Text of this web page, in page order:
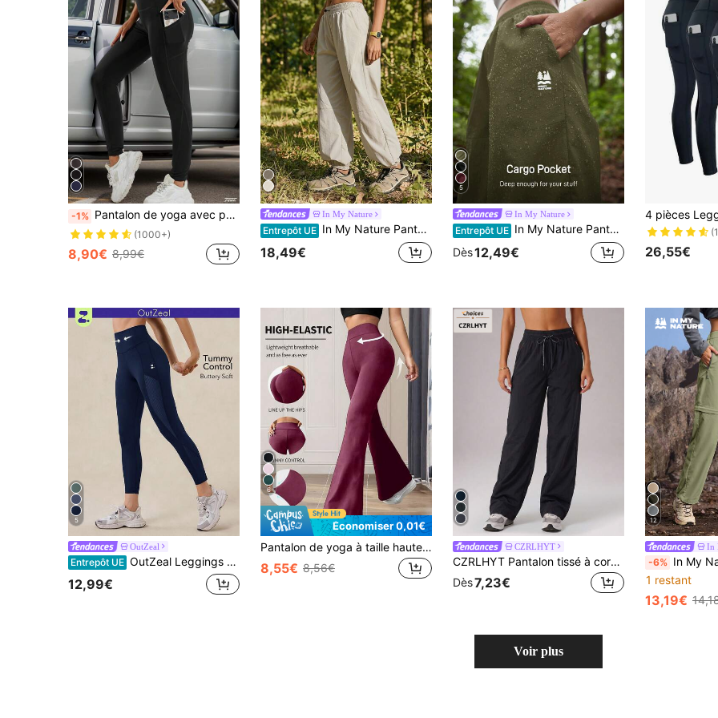
-1% Pantalon de yoga avec poches, collants de sport pour femmes, leggings de fitness pour le sport de plein air et le yoga, noir, printemps
(1000+)
8,90€ 8,99€
In My Nature
Entrepôt UE In My Nature Pantalon décontracté à taille élastique de couleur unie, polyvalent pour un port quotidien avec cordon de serrage
18,49€
5
In My Nature
Entrepôt UE In My Nature Pantalon long ample imperméable avec poches et imprimé lettres pour femmes, pour l'extérieur
Dès12,49€ 26,55€
5
OutZeal
Entrepôt UE OutZeal Leggings bleus pour femmes de couleur unie, rapides à sécher, contrôle du ventre, taille haute avec panneau en maille. Pantalon de sport pour le running, la gym, le yoga, adapté pour l'été et le printemps
12,99€
6
Économiser 0,01€
Pantalon de yoga à taille haute et coupe évasée, pantalon évasé extensible de couleur unie pour femmes, pantalon de sport décontracté pour le printemps
8,55€ 8,56€
CZRLHYT
CZRLHYT Pantalon tissé à cordon de serrage et poche zippée pour femmes, pantalon ample multifonctionnel pour les activités de plein air
Dès7,23€
12
In
-6% In My Nature Pantalon de
1 restant
13,19€
Voir plus